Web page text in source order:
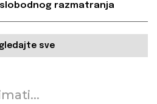
razmatranja
sve